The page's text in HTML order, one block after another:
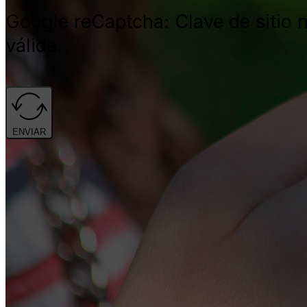
Inicio
Sobre Nosotros
Proyectos
Todos los Proyectos
VPH: Tita_App
Publicaciones
Novedades
Contacto
Google reCaptcha: Clave de sitio
válida.
ENVIAR